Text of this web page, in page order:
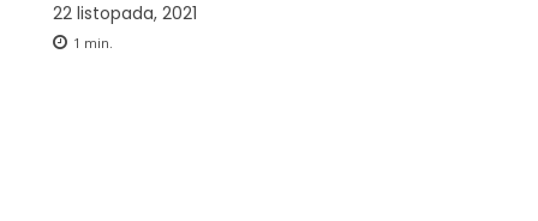
22 listopada, 2021
1 min.